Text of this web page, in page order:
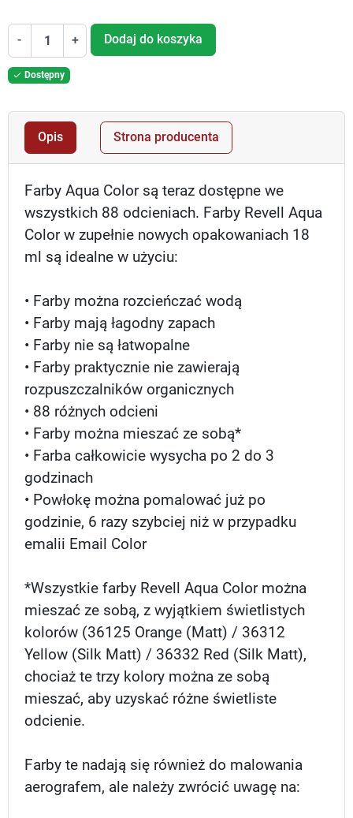
- + Dodaj do koszyka
 Dostępny
Opis Strona producenta
Farby Aqua Color są teraz dostępne we
wszystkich 88 odcieniach. Farby Revell Aqua
Color w zupełnie nowych opakowaniach 18
ml są idealne w użyciu:
• Farby można rozcieńczać wodą
• Farby mają łagodny zapach
• Farby nie są łatwopalne
• Farby praktycznie nie zawierają
rozpuszczalników organicznych
• 88 różnych odcieni
• Farby można mieszać ze sobą*
• Farba całkowicie wysycha po 2 do 3
godzinach
• Powłokę można pomalować już po
godzinie, 6 razy szybciej niż w przypadku
emalii Email Color
*Wszystkie farby Revell Aqua Color można
mieszać ze sobą, z wyjątkiem świetlistych
kolorów (36125 Orange (Matt) / 36312
Yellow (Silk Matt) / 36332 Red (Silk Matt),
chociaż te trzy kolory można ze sobą
mieszać, aby uzyskać różne świetliste
odcienie.
Farby te nadają się również do malowania
aerografem, ale należy zwrócić uwagę na: